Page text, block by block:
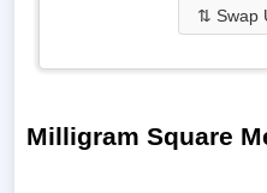
⇅ Swap
Milligram Square